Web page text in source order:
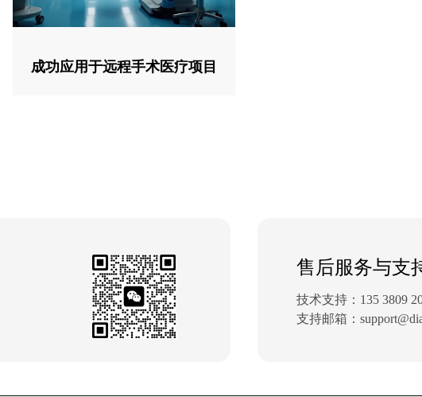
成功应用于远程手术医疗项目
售后服务与支
技术支持：135 3809
支持邮箱：